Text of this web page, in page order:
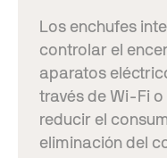
Los enchufes
controlar el
aparatos
través de Wi-Fi o
reducir el
eliminación del